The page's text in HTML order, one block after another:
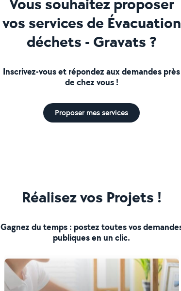
vos services de Évacuation
déchets - Gravats ?
Inscrivez-vous et répondez aux demandes près
de chez vous !
Proposer mes services
Réalisez vos Projets !
Gagnez du temps : postez toutes vos
publiques en un clic.